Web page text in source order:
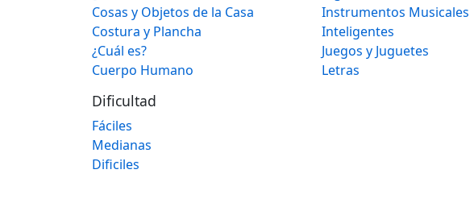
Cosas y Objetos de la Casa
Costura y Plancha
¿Cuál es?
Cuerpo Humano
Instrumentos Musicales
Inteligentes
Juegos y Juguetes
Letras
Dificultad
Fáciles
Medianas
Dificiles